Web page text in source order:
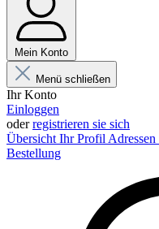
Mein Konto
Menü schließen
Ihr Konto
Einloggen
oderregistrieren sie sich
Übersicht Ihr Profil Adressen
Bestellung